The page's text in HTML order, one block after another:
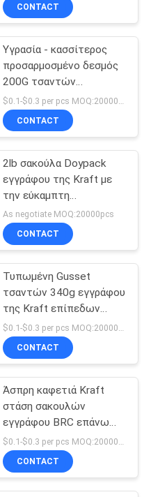
23
72
στη
83
φερμουάρ
CONTACT
Υγρασία - κασσίτερος
προσαρμοσμένο δεσμός
200G τσαντών
εγγράφου επίπεδων
κατώτατων σημείων
απόδειξης
CONTACT
2lb σακούλα Doypack
εγγράφου της Kraft με
την εύκαμπτη
συσκευάζοντας στάση
φερμουάρ επάνω στο
εμπόδιο
As negotiate MOQ:20000pcs
CONTACT
Τυπωμένη Gusset
τσαντών 340g εγγράφου
της Kraft επίπεδων
κατώτατων σημείων
μισή βαλβίδα φερμουάρ
για το φασόλι καφέ
$0.1-$0.3 per pcs MOQ:20000 PC
CONTACT
Άσπρη καφετιά Kraft
στάση σακουλών
εγγράφου BRC επάνω
στην τσάντα για το τσάι
καφέ
CONTACT